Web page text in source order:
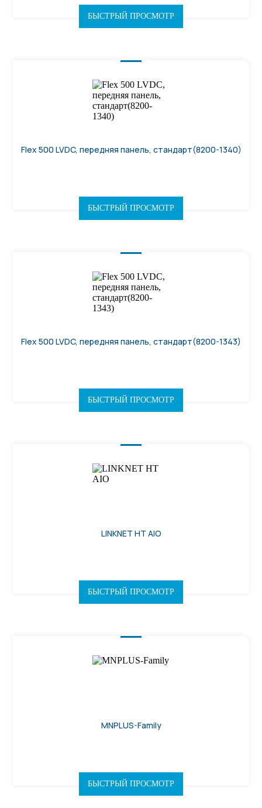
БЫСТРЫЙ ПРОСМОТР
Flex 500 LVDC, передняя панель, стандарт(8200-1340)
БЫСТРЫЙ ПРОСМОТР
Flex 500 LVDC, передняя панель, стандарт(8200-1343)
БЫСТРЫЙ ПРОСМОТР
LINKNET HT AIO
БЫСТРЫЙ ПРОСМОТР
MNPLUS-Family
БЫСТРЫЙ ПРОСМОТР